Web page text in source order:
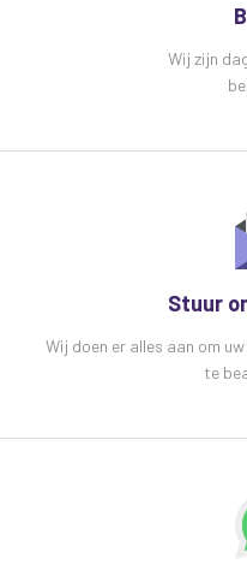
Wij zijn
Stuur
Wij doen er alles aan om
te